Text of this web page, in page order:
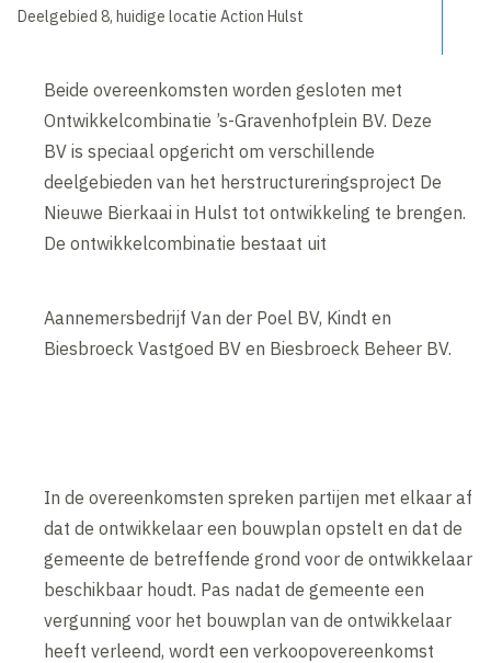
Deelgebied 8, huidige locatie Action Hulst
Beide overeenkomsten worden gesloten met
Ontwikkelcombinatie ’s-Gravenhofplein BV. Deze
BV is speciaal opgericht om verschillende
deelgebieden van het herstructureringsproject De
Nieuwe Bierkaai in Hulst tot ontwikkeling te brengen.
De ontwikkelcombinatie bestaat uit
Aannemersbedrijf Van der Poel BV, Kindt en
Biesbroeck Vastgoed BV en Biesbroeck Beheer BV.
In de overeenkomsten spreken partijen met elkaar af
dat de ontwikkelaar een bouwplan opstelt en dat de
gemeente de betreffende grond voor de ontwikkelaar
beschikbaar houdt. Pas nadat de gemeente een
vergunning voor het bouwplan van de ontwikkelaar
heeft verleend, wordt een verkoopovereenkomst